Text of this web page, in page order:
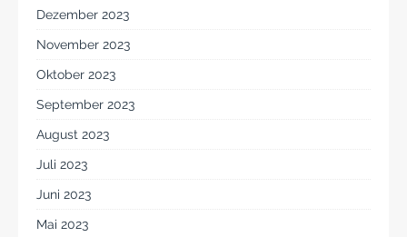
Dezember 2023
November 2023
Oktober 2023
September 2023
August 2023
Juli 2023
Juni 2023
Mai 2023